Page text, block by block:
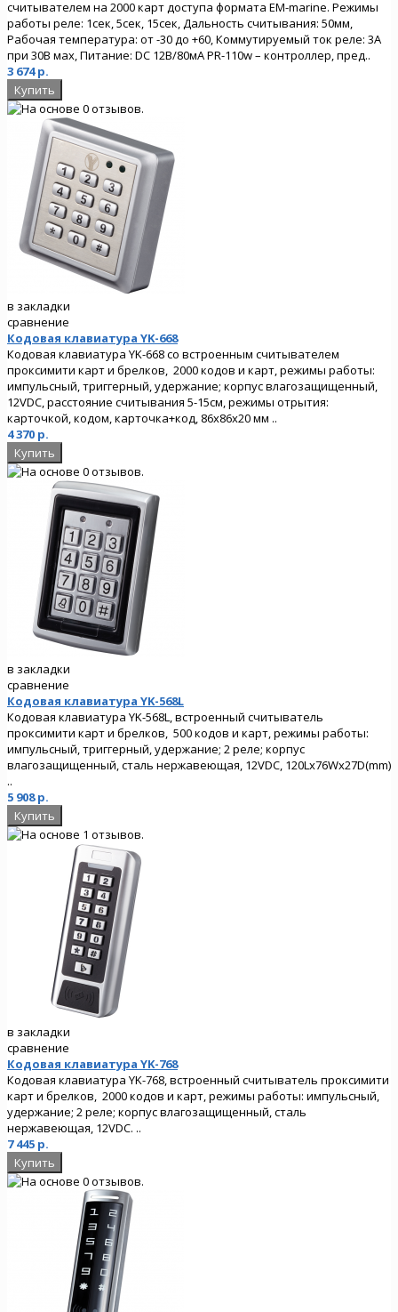
считывателем на 2000 карт доступа формата EM-marine. Режимы
работы реле: 1сек, 5сек, 15сек, Дальность считывания: 50мм,
Рабочая температура: от -30 до +60, Коммутируемый ток реле: 3А
при 30В мах, Питание: DC 12В/80мА PR-110w – контроллер, пред..
3 674 р.
в закладки
сравнение
Кодовая клавиатура YK-668
Кодовая клавиатура YK-668 со встроенным считывателем
проксимити карт и брелков, 2000 кодов и карт, режимы работы:
импульсный, триггерный, удержание; корпус влагозащищенный,
12VDC, расстояние считывания 5-15см, режимы отрытия:
карточкой, кодом, карточка+код, 86х86х20 мм ..
4 370 р.
в закладки
сравнение
Кодовая клавиатура YK-568L
Кодовая клавиатура YK-568L, встроенный считыватель
проксимити карт и брелков, 500 кодов и карт, режимы работы:
импульсный, триггерный, удержание; 2 реле; корпус
влагозащищенный, сталь нержавеющая, 12VDC, 120Lx76Wx27D(mm)
..
5 908 р.
в закладки
сравнение
Кодовая клавиатура YK-768
Кодовая клавиатура YK-768, встроенный считыватель проксимити
карт и брелков, 2000 кодов и карт, режимы работы: импульсный,
удержание; 2 реле; корпус влагозащищенный, сталь
нержавеющая, 12VDC. ..
7 445 р.